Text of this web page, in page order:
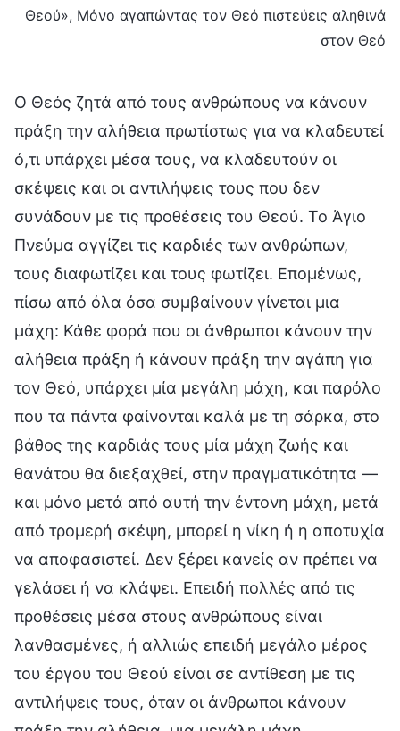
Θεού», Μόνο αγαπώντας τον Θεό πιστεύεις αληθινά
στον Θεό
Ο Θεός ζητά από τους ανθρώπους να κάνουν
πράξη την αλήθεια πρωτίστως για να κλαδευτεί
ό,τι υπάρχει μέσα τους, να κλαδευτούν οι
σκέψεις και οι αντιλήψεις τους που δεν
συνάδουν με τις προθέσεις του Θεού. Το Άγιο
Πνεύμα αγγίζει τις καρδιές των ανθρώπων,
τους διαφωτίζει και τους φωτίζει. Επομένως,
πίσω από όλα όσα συμβαίνουν γίνεται μια
μάχη: Κάθε φορά που οι άνθρωποι κάνουν την
αλήθεια πράξη ή κάνουν πράξη την αγάπη για
τον Θεό, υπάρχει μία μεγάλη μάχη, και παρόλο
που τα πάντα φαίνονται καλά με τη σάρκα, στο
βάθος της καρδιάς τους μία μάχη ζωής και
θανάτου θα διεξαχθεί, στην πραγματικότητα —
και μόνο μετά από αυτή την έντονη μάχη, μετά
από τρομερή σκέψη, μπορεί η νίκη ή η αποτυχία
να αποφασιστεί. Δεν ξέρει κανείς αν πρέπει να
γελάσει ή να κλάψει. Επειδή πολλές από τις
προθέσεις μέσα στους ανθρώπους είναι
λανθασμένες, ή αλλιώς επειδή μεγάλο μέρος
του έργου του Θεού είναι σε αντίθεση με τις
αντιλήψεις τους, όταν οι άνθρωποι κάνουν